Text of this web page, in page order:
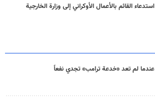
استدعاء القائم بالأعمال الأوكراني إلى وزارة الخارجية
عندما لم تعد «خدعة ترامب» تجدي نفعاً